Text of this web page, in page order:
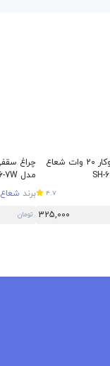
چراغ سقفی SMD توکار 20 وات شعاع
4.7
325,000
مدل SH-4016-7W
برند شعاع
تومان